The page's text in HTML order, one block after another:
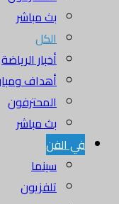
بث مباشر
الكل
أخبار الرياضة
أهداف
المحترفون
بث مباشر
في الفن
سينما
تلفزيون